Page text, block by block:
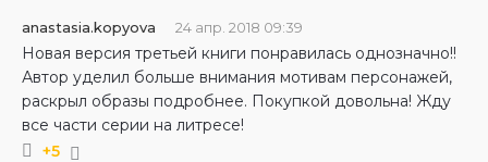
anastasia.kopyova 24 апр. 2018 09:39
Новая версия третьей книги понравилась однозначно!!
Автор уделил больше внимания мотивам персонажей,
раскрыл образы подробнее. Покупкой довольна! Жду
все части серии на литресе!
+5